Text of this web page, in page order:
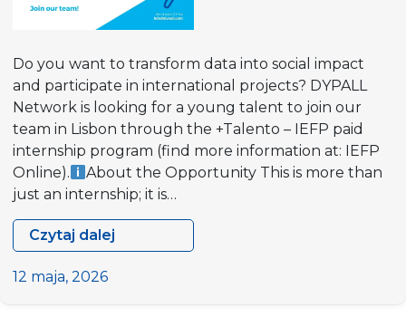
Do you want to transform data into social impact
and participate in international projects? DYPALL
Network is looking for a young talent to join our
team in Lisbon through the +Talento – IEFP paid
internship program (find more information at: IEFP
Online).
About the Opportunity This is more than
just an internship; it is…
Czytaj dalej
We
12 maja, 2026